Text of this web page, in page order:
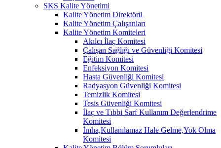
SKS Kalite Yönetimi
Kalite Yönetim Direktörü
Kalite Yönetim Çalışanları
Kalite Yönetim Komiteleri
Akılcı İlaç Komitesi
Çalışan Sağlığı ve Güvenliği Komitesi
Eğitim Komitesi
Enfeksiyon Komitesi
Hasta Güvenliği Komitesi
Radyasyon Güvenliği Komitesi
Temizlik Komitesi
Tesis Güvenliği Komitesi
İlaç ve Tıbbi Sarf Kullanım Değerlendrime
Komitesi
İmha,Kullanılamaz Hale Gelme,Yok Olma
Komitesi